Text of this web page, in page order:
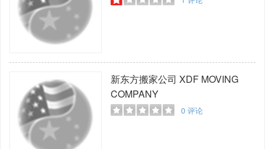
新东方搬家公司 XDF MOVING
COMPANY
0评论